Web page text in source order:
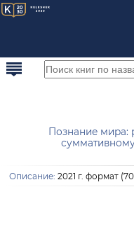
Познание мира:
Описание: 2021 г. формат